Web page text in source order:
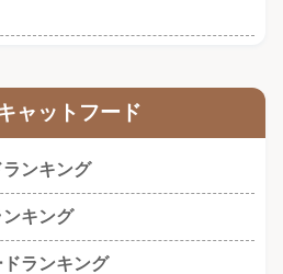
ャットフード
ンキング
キング
ランキング